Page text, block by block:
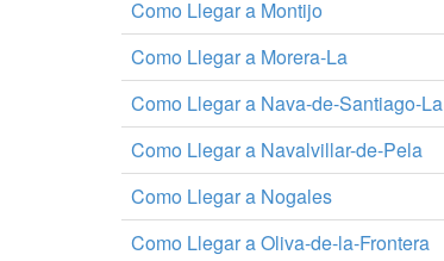
Como Llegar a Montijo
Como Llegar a Morera-La
Como Llegar a Nava-de-Santiago-La
Como Llegar a Navalvillar-de-Pela
Como Llegar a Nogales
Como Llegar a Oliva-de-la-Frontera